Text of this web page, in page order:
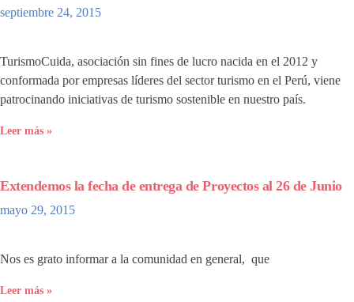
septiembre 24, 2015
TurismoCuida, asociación sin fines de lucro nacida en el 2012 y
conformada por empresas líderes del sector turismo en el Perú, viene
patrocinando iniciativas de turismo sostenible en nuestro país.
Leer más »
Extendemos la fecha de entrega de Proyectos al 26 de Junio
mayo 29, 2015
Nos es grato informar a la comunidad en general, que
Leer más »